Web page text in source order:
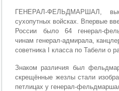
ГЕНЕРАЛ-ФЕЛЬДМАРШАЛ,
сухопутных войсках. Впервые
России было 64 генерал-
чинам генерал-адмирала,
советника I класса по Табели о
Знаком различия был
скрещённые жезлы стали
петлицах у генерал-